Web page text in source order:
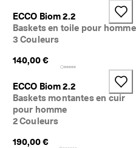
ECCO Biom 2.2
Baskets en toile pour homme
3 Couleurs
140,00 €
ECCO Biom 2.2
Baskets montantes en cuir
pour homme
2 Couleurs
190,00 €